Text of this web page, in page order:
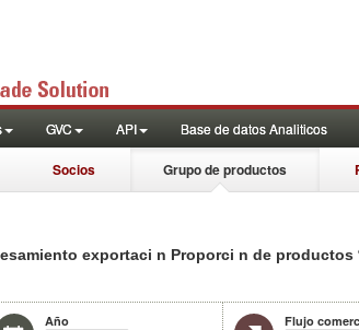
GVC API Base de datos Analiticos
Socios Grupo de productos
exportaci n Proporci n de productos
Año
Flujo